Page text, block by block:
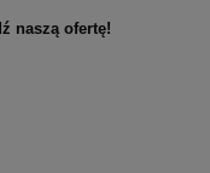
naszą ofertę!